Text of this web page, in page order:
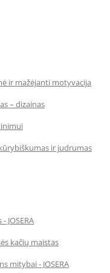
ir mažėjanti motyvacija
– dizainas
ir judrumas
JOSERA
kačių maistas
mitybai - JOSERA